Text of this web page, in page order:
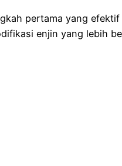
pertama yang efektif
enjin yang lebih